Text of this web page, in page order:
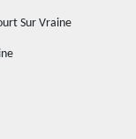
Sur Vraine